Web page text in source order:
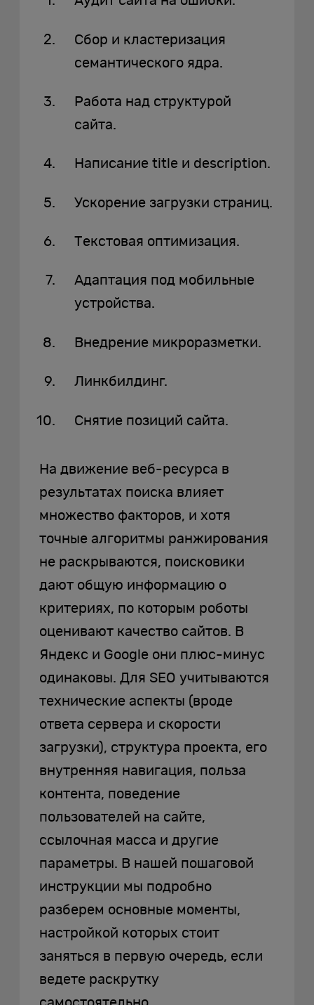
Сбор и кластеризация
семантического ядра.
Работа над структурой
сайта.
Написание title и description.
Ускорение загрузки страниц.
Текстовая оптимизация.
Адаптация под мобильные
устройства.
Внедрение микроразметки.
Линкбилдинг.
Снятие позиций сайта.
На движение веб-ресурса в
результатах поиска влияет
множество факторов, и хотя
точные алгоритмы ранжирования
не раскрываются, поисковики
дают общую информацию о
критериях, по которым роботы
оценивают качество сайтов. В
Яндекс и Google они плюс-минус
одинаковы. Для SEO учитываются
технические аспекты (вроде
ответа сервера и скорости
загрузки), структура проекта, его
внутренняя навигация, польза
контента, поведение
пользователей на сайте,
ссылочная масса и другие
параметры. В нашей пошаговой
инструкции мы подробно
разберем основные моменты,
настройкой которых стоит
заняться в первую очередь, если
ведете раскрутку